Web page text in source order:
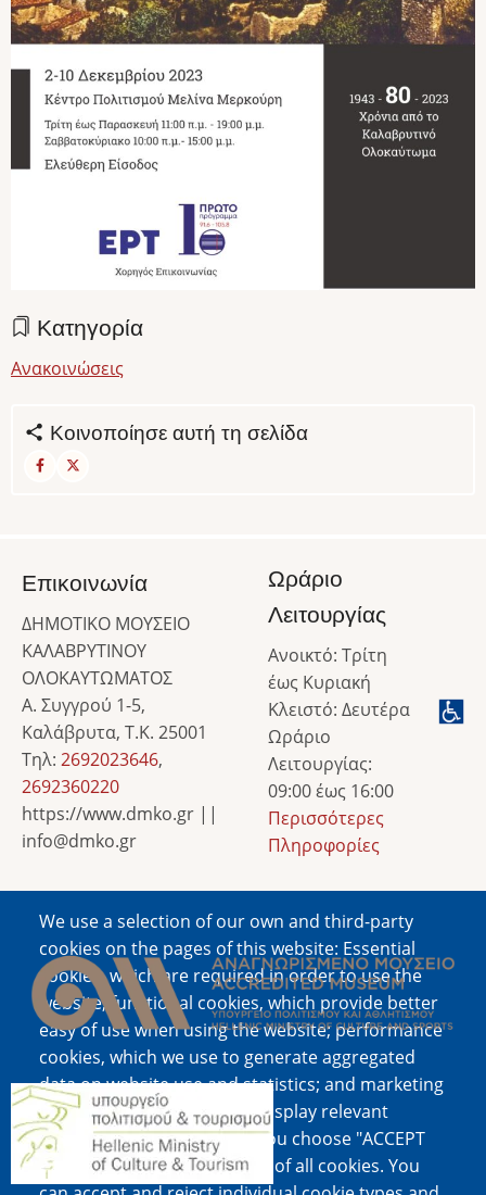
Κατηγορία
Ανακοινώσεις
Κοινοποίησε αυτή τη σελίδα
We use a selection of our own and third-party
cookies on the pages of this website: Essential
cookies, which are required in order to use the
website; functional cookies, which provide better
easy of use when using the website; performance
cookies, which we use to generate aggregated
data on website use and statistics; and marketing
cookies, which are used to display relevant
content and advertising. If you choose "ACCEPT
ALL", you consent to the use of all cookies. You
Επικοινωνία
ΔΗΜΟΤΙΚΟ ΜΟΥΣΕΙΟ
ΚΑΛΑΒΡΥΤΙΝΟΥ
ΟΛΟΚΑΥΤΩΜΑΤΟΣ
Α. Συγγρού 1-5,
Καλάβρυτα, Τ.Κ. 25001
Τηλ: 2692023646,
2692360220
https://www.dmko.gr ||
info@dmko.gr
Ωράριο
Λειτουργίας
Ανοικτό: Τρίτη
έως Κυριακή
Κλειστό: Δευτέρα
Ωράριο
Λειτουργίας:
09:00 έως 16:00
Περισσότερες
Πληροφορίες
Image
Image